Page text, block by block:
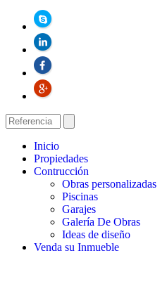
Inicio
Propiedades
Contrucción
Obras personalizadas
Piscinas
Garajes
Galería De Obras
Ideas de diseño
Venda su Inmueble